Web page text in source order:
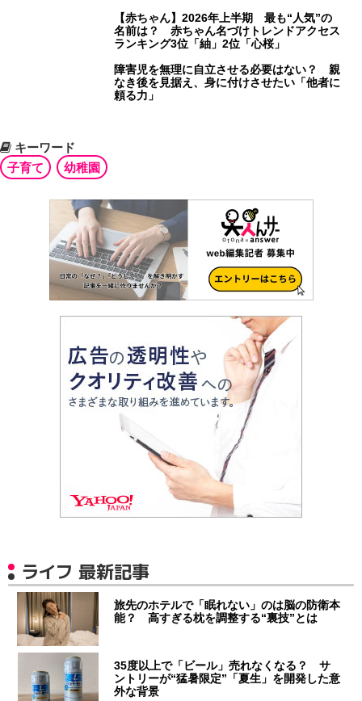
【赤ちゃん】2026年上半期 最も“人気”の
名前は？ 赤ちゃん名づけトレンドアクセス
ランキング3位「紬」2位「心桜」
障害児を無理に自立させる必要はない？ 親
なき後を見据え、身に付けさせたい「他者に
頼る力」
キーワード
子育て
幼稚園
ライフ 最新記事
旅先のホテルで「眠れない」のは脳の防衛本
能？ 高すぎる枕を調整する“裏技”とは
35度以上で「ビール」売れなくなる？ サ
ントリーが“猛暑限定”「夏生」を開発した意
外な背景